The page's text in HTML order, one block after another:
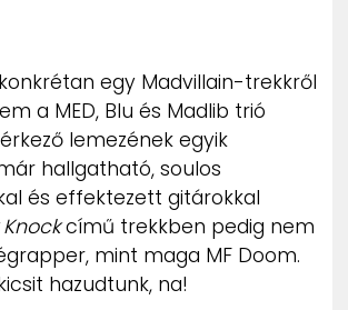
KULT
UTCA
ZENE
MÉDIAAJÁNLAT
IMPRESSZUM
egy Madvillain-trekkről
a MED, Blu és Madlib trió
lemezének egyik
hallgatható, soulos
és effektezett gitárokkal
című trekkben pedig nem
mint maga MF Doom.
hazudtunk, na!